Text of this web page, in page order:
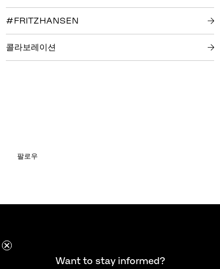
#FRITZHANSEN
콜라보레이션
팔로우
소식을 계속 받아보고 싶으신가요?
Want to stay informed?